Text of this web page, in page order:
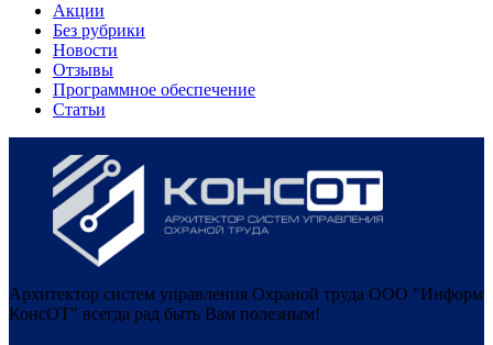
Акции
Без рубрики
Новости
Отзывы
Программное обеспечение
Статьи
Архитектор систем управления Охраной труда ООО "Информ
КонсОТ" всегда рад быть Вам полезным!